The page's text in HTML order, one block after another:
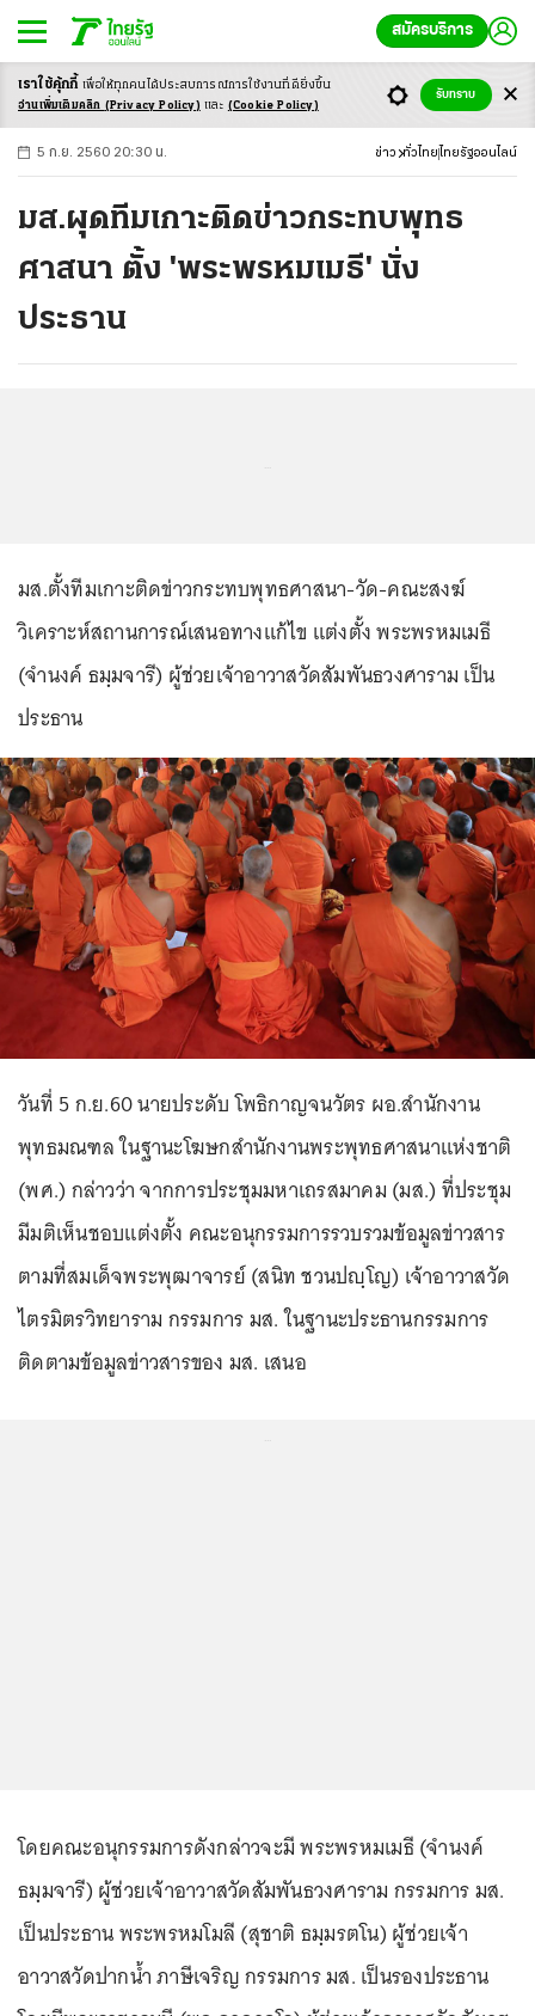
สมัครบริการ
-ก ก ก+
5 ก.ย. 2560 20:30 น. ข่าว ทั่วไทย ไทยรัฐออนไลน์
มส.ผุดทีมเกาะติดข่าวกระทบพุทธ
ศาสนา ตั้ง 'พระพรหมเมธี' นั่ง
ประธาน
มส.ตั้งทีมเกาะติดข่าวกระทบพุทธศาสนา-วัด-คณะสงฆ์
วิเคราะห์สถานการณ์เสนอทางแก้ไข แต่งตั้ง พระพรหมเมธี
(จำนงค์ ธมฺมจารี) ผู้ช่วยเจ้าอาวาสวัดสัมพันธวงศาราม เป็น
ประธาน
วันที่ 5 ก.ย.60 นายประดับ โพธิกาญจนวัตร ผอ.สำนักงาน
พุทธมณฑล ในฐานะโฆษกสำนักงานพระพุทธศาสนาแห่งชาติ
(พศ.) กล่าวว่า จากการประชุมมหาเถรสมาคม (มส.) ที่ประชุม
มีมติเห็นชอบแต่งตั้ง คณะอนุกรรมการรวบรวมข้อมูลข่าวสาร
ตามที่สมเด็จพระพุฒาจารย์ (สนิท ชวนปญฺโญ) เจ้าอาวาสวัด
ไตรมิตรวิทยาราม กรรมการ มส. ในฐานะประธานกรรมการ
ติดตามข้อมูลข่าวสารของ มส. เสนอ
โดยคณะอนุกรรมการดังกล่าวจะมี พระพรหมเมธี (จำนงค์
ธมฺมจารี) ผู้ช่วยเจ้าอาวาสวัดสัมพันธวงศาราม กรรมการ มส.
เป็นประธาน พระพรหมโมลี (สุชาติ ธมฺมรตโน) ผู้ช่วยเจ้า
อาวาสวัดปากน้ำ ภาษีเจริญ กรรมการ มส. เป็นรองประธาน
เราใช้คุ้กกี้ เพื่อให้ทุกคนได้ประสบการณ์การใช้งานที่ดียิ่งขึ้น
อ่านเพิ่มเติมคลิก (Privacy Policy) และ (Cookie Policy)
รับทราบ